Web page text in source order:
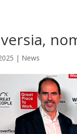
| News